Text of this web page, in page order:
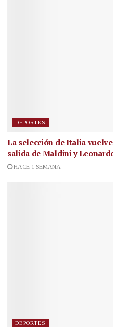
DEPORTES
La selección de Italia
salida de Maldini y
HACE 1 SEMANA
DEPORTES